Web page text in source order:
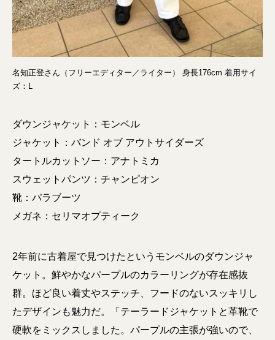
名知正登さん（フリーエディター／ライター） 身長176cm 着用サイ
ズ：L
ダウンジャケット：モンベル
ジャケット：バンド オブ アウトサイダーズ
タートルカットソー：アナトミカ
スウェットパンツ：チャンピオン
靴：パラブーツ
メガネ：セリマオプティーク
2年前に古着屋で見つけたというモンベルのダウンジャ
ケット。鮮やかなパープルのカラーリングが存在感抜
群。ほど良い着丈やステッチ、フードのないスッキリし
たデザインも魅力だ。「テーラードジャケットと革靴で
硬軟をミックスしました。パープルの主張が強いので、